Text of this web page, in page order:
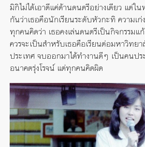
มิกิไม่ได้เอาดีแค่ด้านดนตรีอย่างเดียว แต่ใ
กันว่าเธอคือนักเรียนระดับหัวกะทิ ความเ
ทุกคนคิดว่า เธอคงเล่นดนตรีเป็นกิจกรรมแ
ควรจะเป็นสำหรับเธอคือเรียนต่อมหาวิทย
ประเทศ จบออกมาได้ทำงานดีๆ เป็นคนปร
อนาคตรุ่งโรจน์ แต่ทุกคนคิดผิด